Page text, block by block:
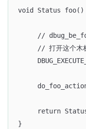
void Status
//
// 打开这个木
return
}